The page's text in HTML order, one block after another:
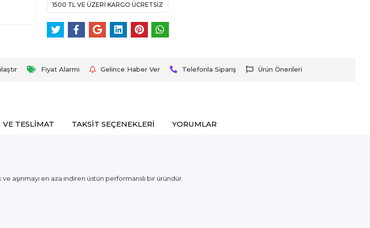
1500 TL VE ÜZERİ KARGO ÜCRETSİZ
Fiyat Alarmı Gelince Haber Ver Telefonla Sipariş Ürün Önerileri
VE TESLIMAT TAKSIT SEÇENEKLERI YORUMLAR
ve aşınmayı en aza indiren üstün performanslı bir üründür.